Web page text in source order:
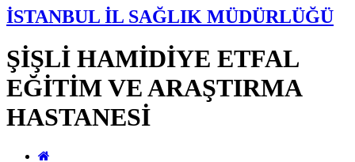
İSTANBUL İL SAĞLIK MÜDÜRLÜĞÜ
ŞİŞLİ HAMİDİYE ETFAL
EĞİTİM VE ARAŞTIRMA
HASTANESİ